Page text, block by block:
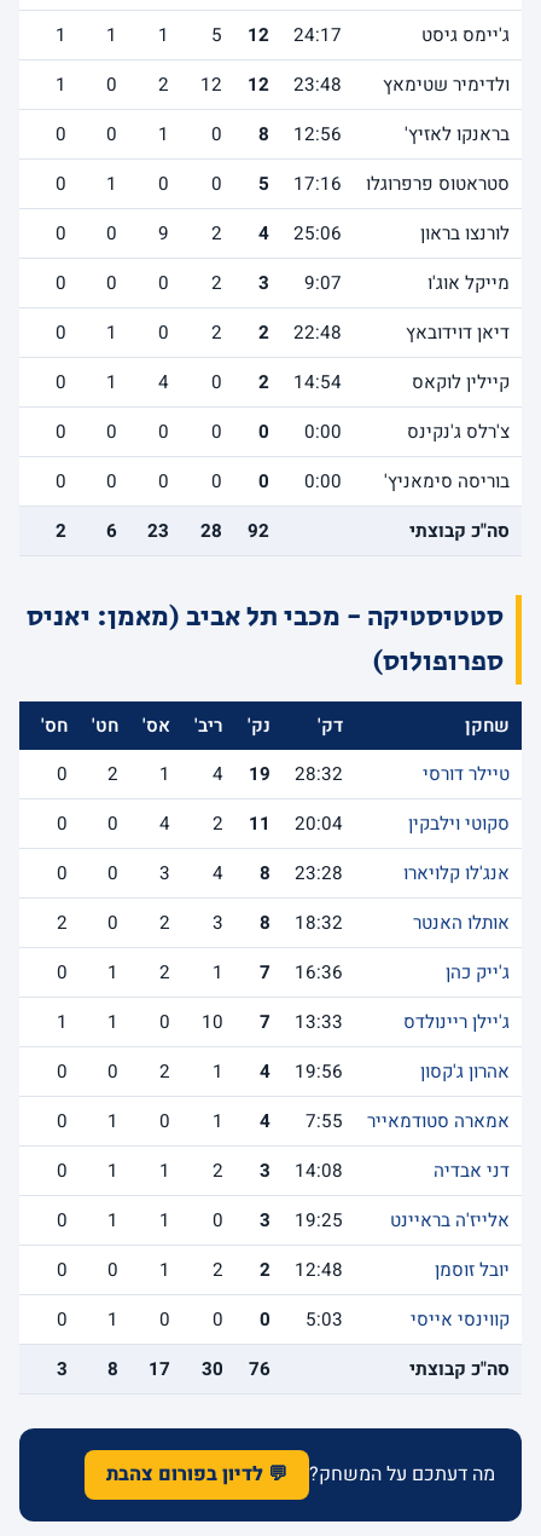
ג'יימס גיסט
24:17
12
5
1
1
1
ולדימיר שטימאץ
23:48
12
12
2
0
1
בראנקו לאזיץ'
12:56
8
0
1
0
0
סטראטוס פרפרוגלו
17:16
5
0
0
1
0
לורנצו בראון
25:06
4
2
9
0
0
מייקל אוג'ו
9:07
3
2
0
0
0
דיאן דוידובאץ
22:48
2
2
0
1
0
קיילין לוקאס
14:54
2
0
4
1
0
צ'רלס ג'נקינס
0:00
0
0
0
0
0
בוריסה סימאניץ'
0:00
0
0
0
0
0
סה"כ קבוצתי
92
28
23
6
2
סטטיסטיקה - מכבי תל אביב (מאמן: יאניס
ספרופולוס)
שחקן דק' נק' ריב' אס' חט' חס'
טיילר דורסי
28:32
19
4
1
2
0
סקוטי וילבקין
20:04
11
2
4
0
0
אנג'לו קלויארו
23:28
8
4
3
0
0
אותלו האנטר
18:32
8
3
2
0
2
ג'ייק כהן
16:36
7
1
2
1
0
ג'יילן ריינולדס
13:33
7
10
0
1
1
אהרון ג'קסון
19:56
4
1
2
0
0
אמארה סטודמאייר
7:55
4
1
0
1
0
דני אבדיה
14:08
3
2
1
1
0
אלייז'ה בראיינט
19:25
3
0
1
1
0
יובל זוסמן
12:48
2
2
1
0
0
קווינסי אייסי
5:03
0
0
0
1
0
סה"כ קבוצתי
76
30
17
8
3
מה דעתכם על המשחק? 💬 לדיון בפורום צהבת